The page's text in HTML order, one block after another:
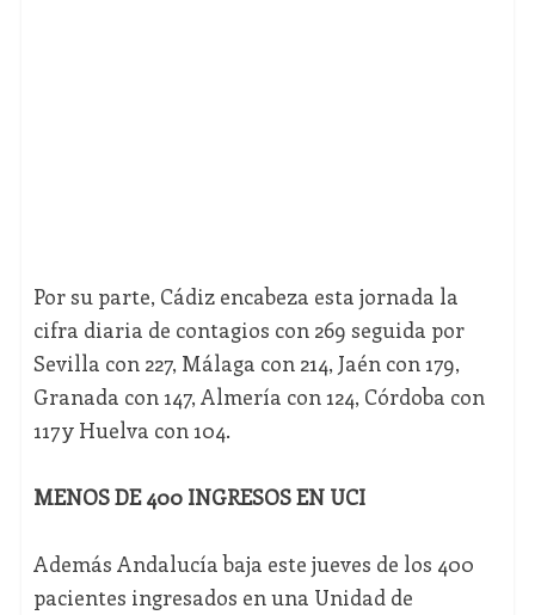
Por su parte, Cádiz encabeza esta jornada la
cifra diaria de contagios con 269 seguida por
Sevilla con 227, Málaga con 214, Jaén con 179,
Granada con 147, Almería con 124, Córdoba con
117 y Huelva con 104.
MENOS DE 400 INGRESOS EN UCI
Además Andalucía baja este jueves de los 400
pacientes ingresados en una Unidad de